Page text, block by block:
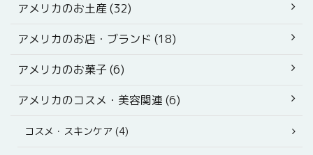
アメリカのお土産 (32)
アメリカのお店・ブランド (18)
アメリカのお菓子 (6)
アメリカのコスメ・美容関連 (6)
コスメ・スキンケア (4)